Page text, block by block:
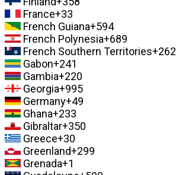
France+33
French Guiana+594
French Polynesia+689
French Southern Territories+262
Gabon+241
Gambia+220
Georgia+995
Germany+49
Ghana+233
Gibraltar+350
Greece+30
Greenland+299
Grenada+1